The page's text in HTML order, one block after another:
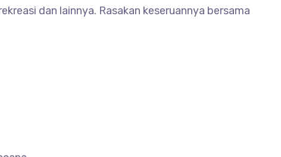
dan lainnya. Rasakan keseruannya bersama